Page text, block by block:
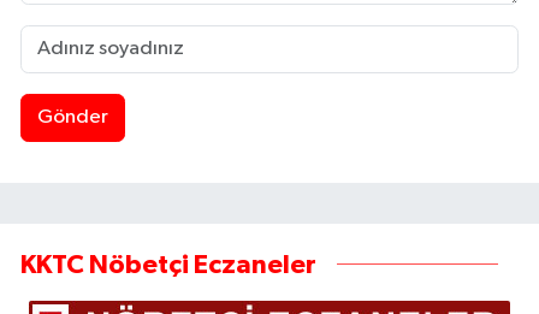
Gönder
KKTC Nöbetçi Eczaneler